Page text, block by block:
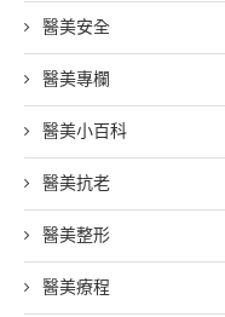
醫美安全
醫美專欄
醫美小百科
醫美抗老
醫美整形
醫美療程